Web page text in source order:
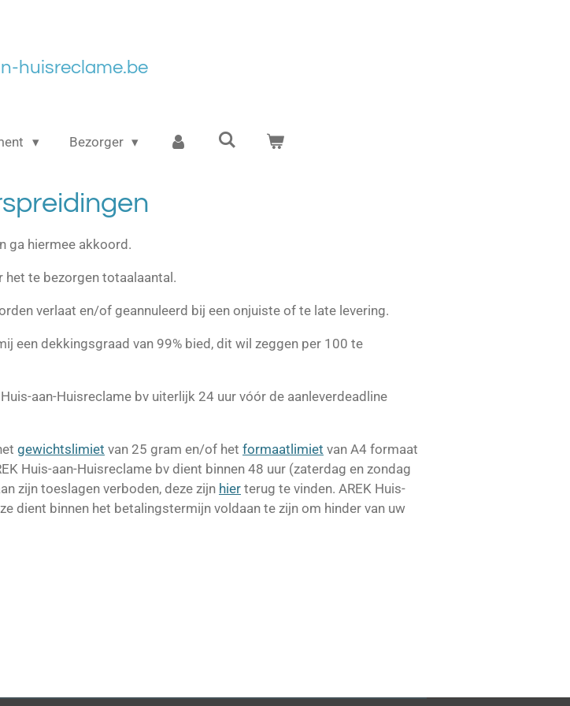
huisreclame.be
Bezorger
ga hiermee akkoord.
het te bezorgen totaalaantal.
verlaat en/of geannuleerd bij een onjuiste of te late levering.
een dekkingsgraad van 99% bied, dit wil zeggen per 100 te
aan-Huisreclame bv uiterlijk 24 uur vóór de aanleverdeadline
gewichtslimiet van 25 gram en/of het formaatlimiet van A4 formaat
Huis-aan-Huisreclame bv dient binnen 48 uur (zaterdag en zondag
zijn toeslagen verboden, deze zijn hier terug te vinden. AREK Huis-
dient binnen het betalingstermijn voldaan te zijn om hinder van uw